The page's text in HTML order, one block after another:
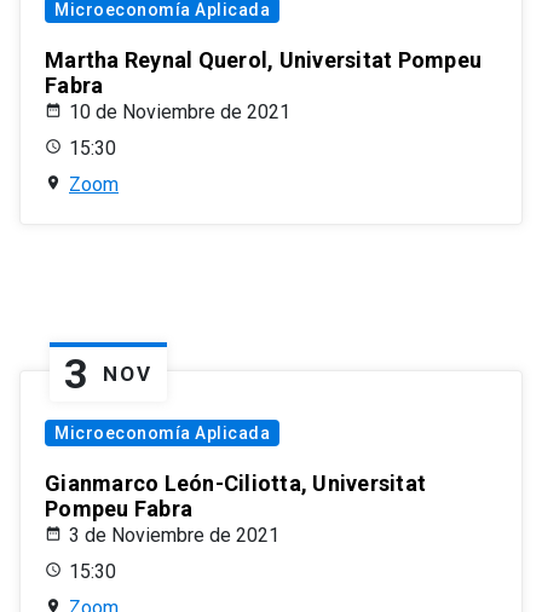
Microeconomía Aplicada
Martha Reynal Querol, Universitat Pompeu
Fabra
10 de Noviembre de 2021
15:30
Zoom
3 NOV
Microeconomía Aplicada
Gianmarco León-Ciliotta, Universitat
Pompeu Fabra
3 de Noviembre de 2021
15:30